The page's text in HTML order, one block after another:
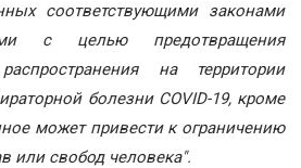
соответствующими законами
с целью предотвращения
на территории
болезни COVID-19, кроме
может привести к ограничению
или свобод человека".